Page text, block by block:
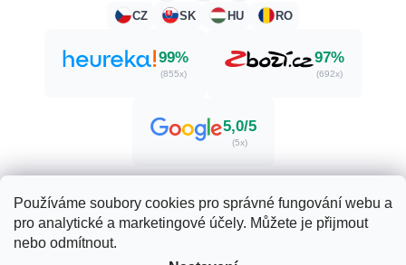
Používáme soubory cookies pro správné fungování webu a
pro analytické a marketingové účely. Můžete je přijmout
nebo odmítnout.
CZ SK HU RO
99%
(855x)
97%
(692x)
5,0/5
(5x)
Vytvořil Shoptet